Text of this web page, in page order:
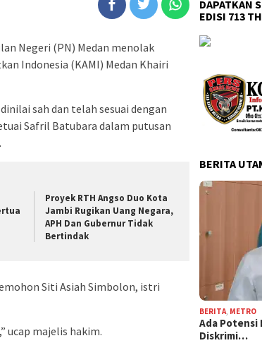
Negeri (PN) Medan menolak
Indonesia (KAMI) Medan Khairi
sah dan telah sesuai dengan
Safril Batubara dalam putusan
Proyek RTH Angso Duo Kota
Jambi Rugikan Uang Negara,
APH Dan Gubernur Tidak
Bertindak
Siti Asiah Simbolon, istri
ucap majelis hakim.
DAPATKAN
EDISI 713
BERITA
BERITA, METRO
Ada Potensi
Diskrimi…